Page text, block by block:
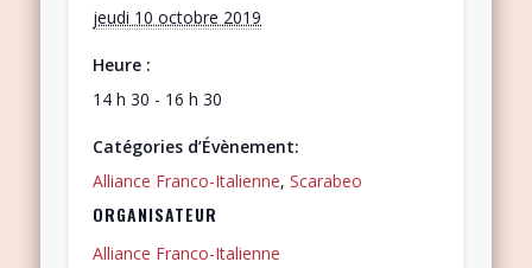
jeudi 10 octobre 2019
Heure :
14 h 30 - 16 h 30
Catégories d’Évènement:
Alliance Franco-Italienne,Scarabeo
ORGANISATEUR
Alliance Franco-Italienne